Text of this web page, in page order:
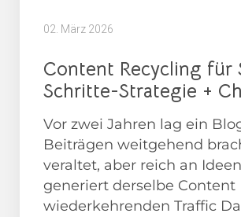
02. März 2026
Content Recycling für
Schritte-Strategie +
Vor zwei Jahren lag ein
Beiträgen weitgehend
veraltet, aber reich an
generiert derselbe Content
wiederkehrenden Traffic